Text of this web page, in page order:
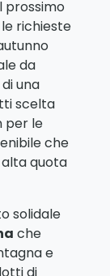
prossimo
richieste
da
una
scelta
per le
che
alta quota
solidale
che
e